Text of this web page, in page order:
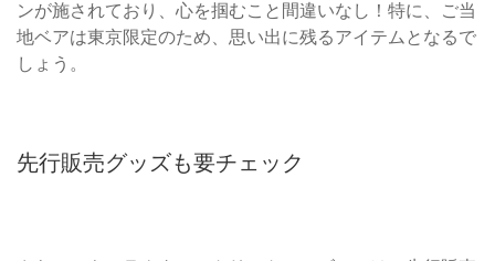
ンが施されており、心を掴むこと間違いなし！特に、ご当
地ベアは東京限定のため、思い出に残るアイテムとなるで
しょう。
先行販売グッズも要チェック